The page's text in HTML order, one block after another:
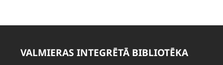
VALMIERAS INTEGRĒTĀ BIBLIOTĒKA